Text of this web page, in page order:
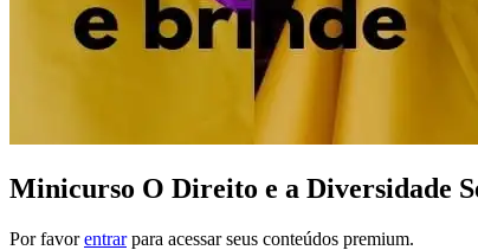
Minicurso O Direito e a Diversidade
Por favorentrarpara acessar seus conteúdos premium.